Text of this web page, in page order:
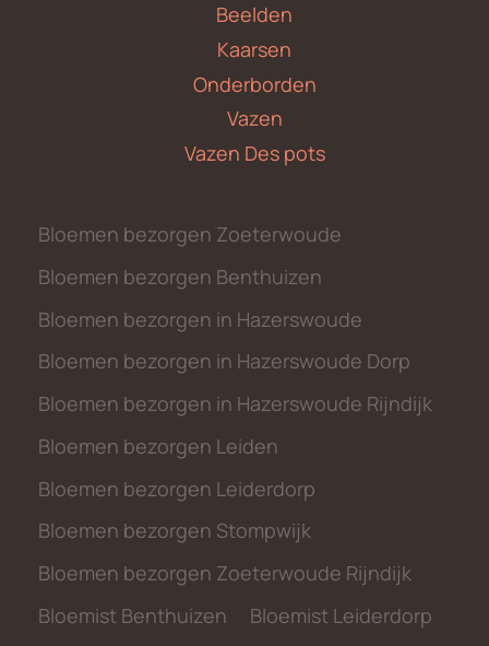
Beelden
Kaarsen
Onderborden
Vazen
Vazen Des pots
Bloemen bezorgen Zoeterwoude
Bloemen bezorgen Benthuizen
Bloemen bezorgen in Hazerswoude
Bloemen bezorgen in Hazerswoude Dorp
Bloemen bezorgen in Hazerswoude Rijndijk
Bloemen bezorgen Leiden
Bloemen bezorgen Leiderdorp
Bloemen bezorgen Stompwijk
Bloemen bezorgen Zoeterwoude Rijndijk
Bloemist Benthuizen
Bloemist Leiderdorp